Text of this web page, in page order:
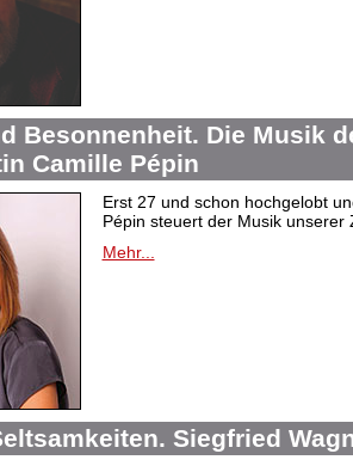
Besonnenheit. Die Musik
Camille Pépin
Erst 27 und schon hochgelobt
Pépin steuert der Musik unserer
Mehr...
Siegfried